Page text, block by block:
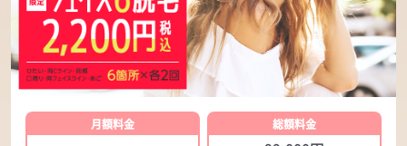
月額料金 総額料金